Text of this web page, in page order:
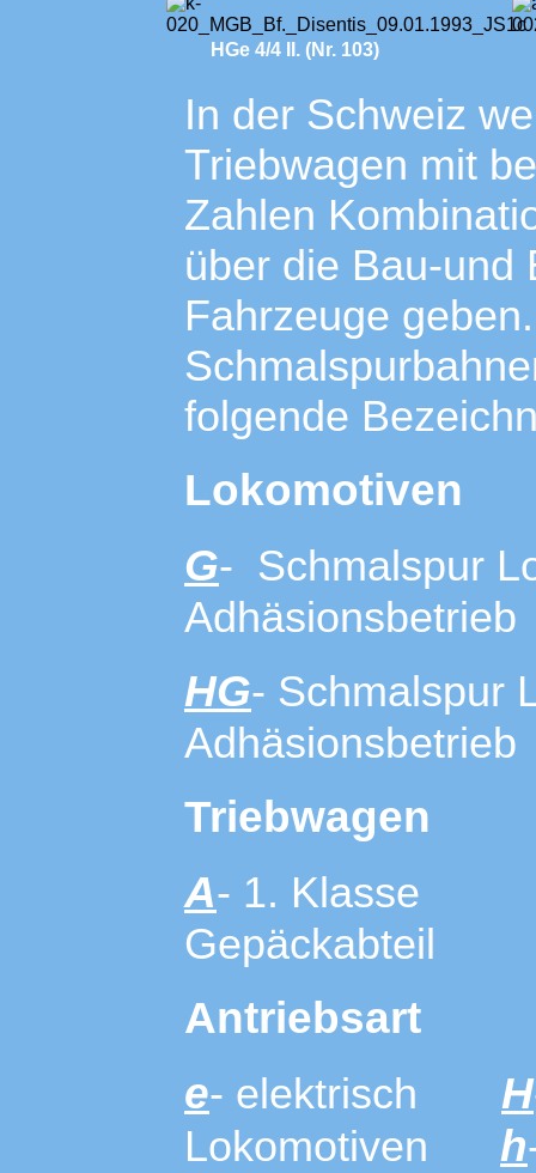
HGe 4/4 II. (Nr. 103)
In der Schweiz
Triebwagen mit
Zahlen
über die Bau-und
Fahrzeuge
folgende
Lokomotiven
G- Schmalspur
Adhäsionsbetrieb
HG- Schmalspur
Adhäsionsbetrieb
Triebwagen
A- 1.
Gepäckabteil
Antriebsart
e- elektrisch H
Lokomotiven h